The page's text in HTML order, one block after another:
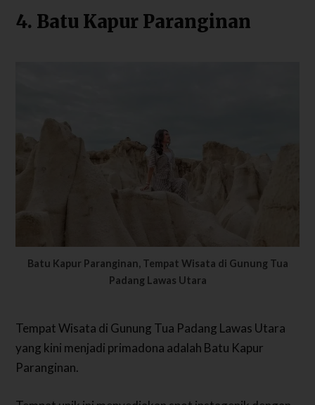
4. Batu Kapur Paranginan
Batu Kapur Paranginan, Tempat Wisata di Gunung Tua
Padang Lawas Utara
Tempat Wisata di Gunung Tua Padang Lawas Utara
yang kini menjadi primadona adalah Batu Kapur
Paranginan.